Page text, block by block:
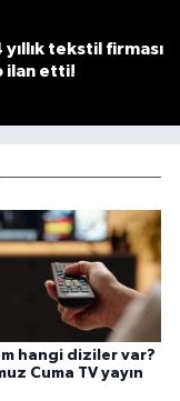
tekstil firması
ilan etti!
hangi diziler var?
Cuma TV yayın